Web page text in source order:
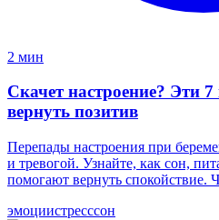
2 мин
Скачет настроение? Эти
вернуть позитив
Перепады настроения при
и тревогой. Узнайте, как сон,
помогают вернуть спокойствие.
эмоциистресссон